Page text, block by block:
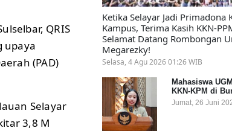
QRIS
upaya
(PAD)
Selayar
3,8 M
Ketika Selayar Jadi Primadona
Kampus, Terima Kasih KKN-
Selamat Datang Rombongan
Megarezky!
Selasa, 4 Agu 2026 01:26 WIB
Mahasiswa
KKN-KPM di
Diminta
Beri Solusi
Jumat, 26 Juni